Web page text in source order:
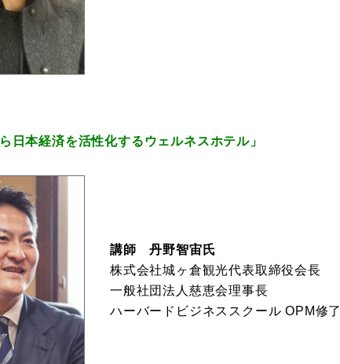
日本経済を活性化するウェルネスホテル」
講師 丹野智宙氏
株式会社城ヶ倉観光代表取締役会長
一般社団法人慈恵会理事長
ハーバードビジネススクール OPM修了